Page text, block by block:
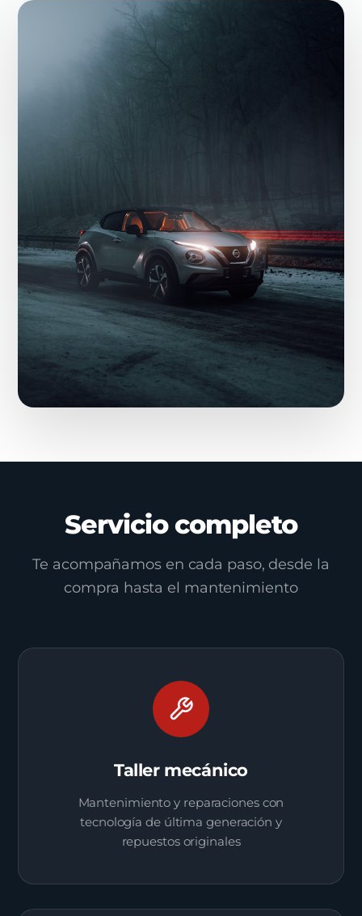
Servicio completo
Te acompañamos en cada paso, desde la
compra hasta el mantenimiento
Taller mecánico
Mantenimiento y reparaciones con
tecnología de última generación y
repuestos originales